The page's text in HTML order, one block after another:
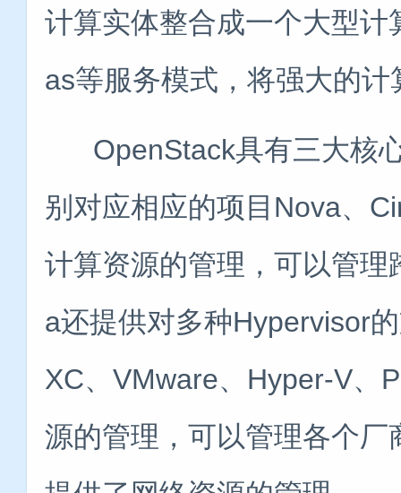
计算实体整合成一个大型
as等服务模式，将强大的
OpenStack具有三大核
别对应相应的项目Nova、
计算资源的管理，可以管
a还提供对多种Hypervisor
XC、VMware、Hyper-V、
源的管理，可以管理各个